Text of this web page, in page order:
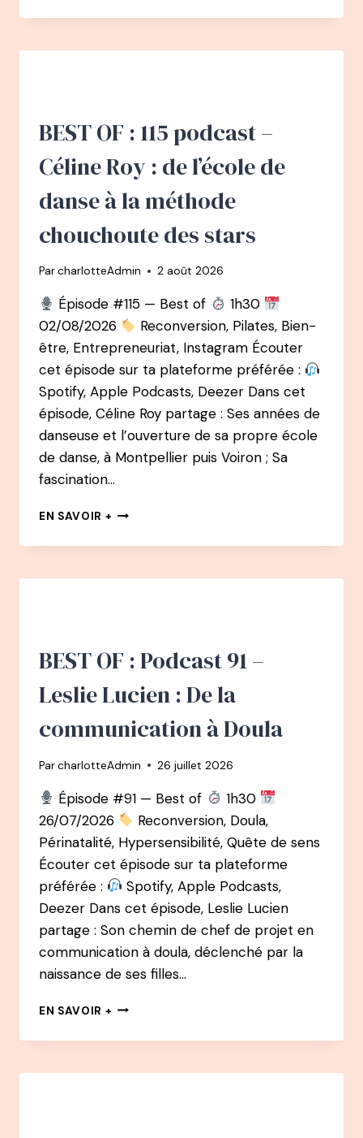
:
PODCAST
PARTIR
FORMER
INDE
QUE
AU
BEST OF : 115 podcast –
Céline Roy : de l’école de
danse à la méthode
chouchoute des stars
ParcharlotteAdmin 2 août 2026
Épisode #115 — Best of
1h30
02/08/2026
Reconversion, Pilates, Bien-
être, Entrepreneuriat, Instagram Écouter
cet épisode sur ta plateforme préférée :
Spotify, Apple Podcasts, Deezer Dans cet
épisode, Céline Roy partage : Ses années de
danseuse et l’ouverture de sa propre école
de danse, à Montpellier puis Voiron ; Sa
fascination…
EN SAVOIR + BEST
:
PODCAST
DE
DE
À
MÉTHODE
DES
STARS
BEST OF : Podcast 91 –
Leslie Lucien : De la
communication à Doula
ParcharlotteAdmin 26 juillet 2026
Épisode #91 — Best of
1h30
26/07/2026
Reconversion, Doula,
Périnatalité, Hypersensibilité, Quête de sens
Écouter cet épisode sur ta plateforme
préférée :
Spotify, Apple Podcasts,
Deezer Dans cet épisode, Leslie Lucien
partage : Son chemin de chef de projet en
communication à doula, déclenché par la
naissance de ses filles…
EN SAVOIR + BEST
:
91